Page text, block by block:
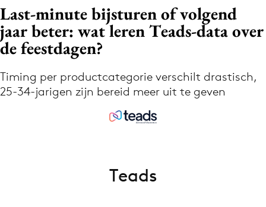
Download de app
Volg het laatste nieuws via de Adformatie
Nieuws app
Last-minute bijsturen of volgend
jaar beter: wat leren Teads-data over
de feestdagen?
Timing per productcategorie verschilt drastisch,
25-34-jarigen zijn bereid meer uit te geven
Teads